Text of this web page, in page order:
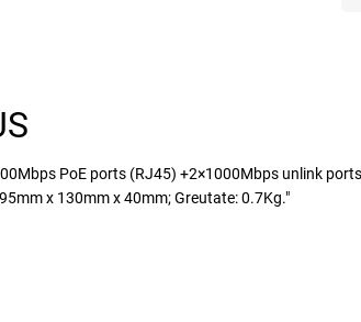
PoE ports (RJ45) +2×1000Mbps unlink
x 130mm x 40mm; Greutate: 0.7Kg."